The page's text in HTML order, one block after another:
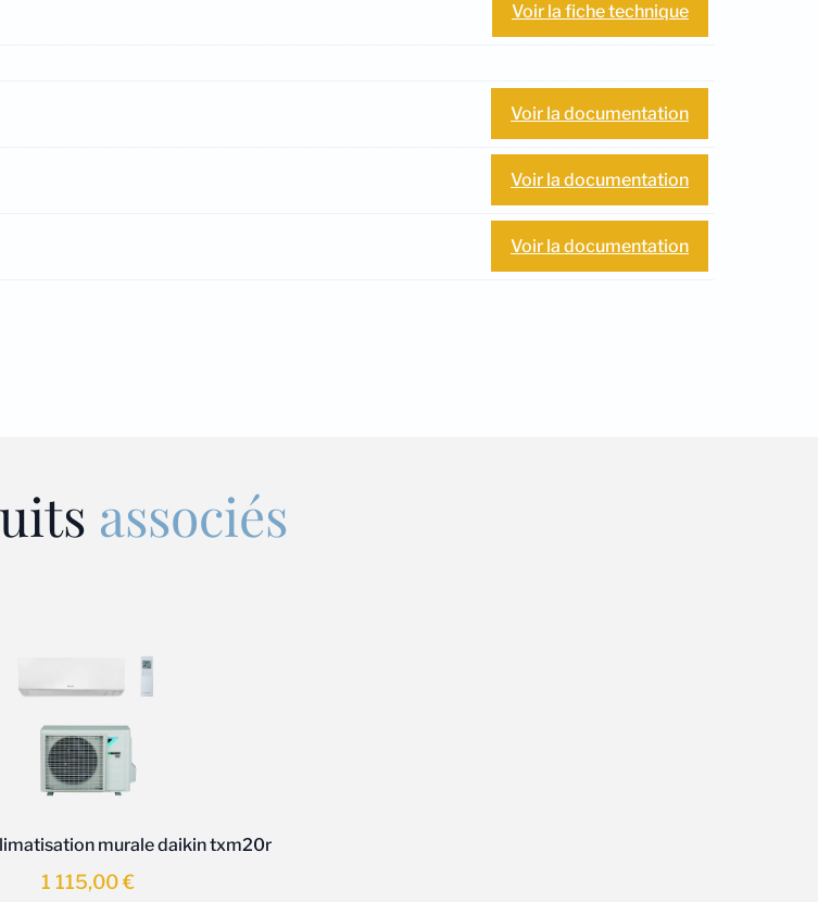
Voir la fiche technique
Voir la documentation
Voir la documentation
Voir la documentation
associés
murale daikin txm20r
1 115,00€